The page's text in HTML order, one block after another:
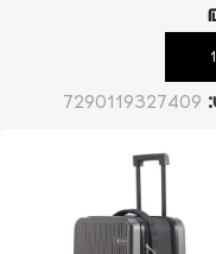
לסל
7290119327409